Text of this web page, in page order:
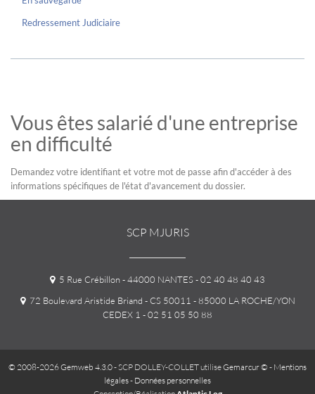
Redressement Judiciaire
Vous êtes salarié d'une entreprise
en difficulté
Demandez votre identifiant et votre mot de passe afin d'accéder à des
informations spécifiques de l'état d'avancement du dossier.
SCP MJURIS
5 Rue Crébillon - 44000 NANTES- 02 40 48 40 43
72 Boulevard Aristide Briand - CS 50011 - 85000 LA ROCHE/YON
CEDEX 1 - 02 51 05 50 88
© 2008-2026 Gemweb 4.3.0- SCP DOLLEY-COLLET utiliseGemarcur © - Mentions
légales- Données personnelles